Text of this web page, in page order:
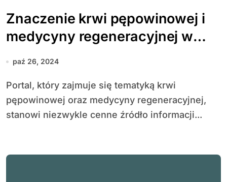
Znaczenie krwi pępowinowej i
medycyny regeneracyjnej w
edukacji społecznej
paź 26, 2024
Portal, który zajmuje się tematyką krwi
pępowinowej oraz medycyny regeneracyjnej,
stanowi niezwykle cenne źródło informacji...